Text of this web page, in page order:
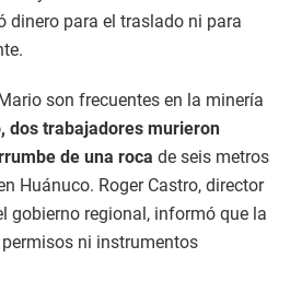
dinero para el traslado ni para
son frecuentes en la minería
dos trabajadores murieron
de una roca de seis metros
Huánuco. Roger Castro, director
gobierno regional, informó que la
ni instrumentos